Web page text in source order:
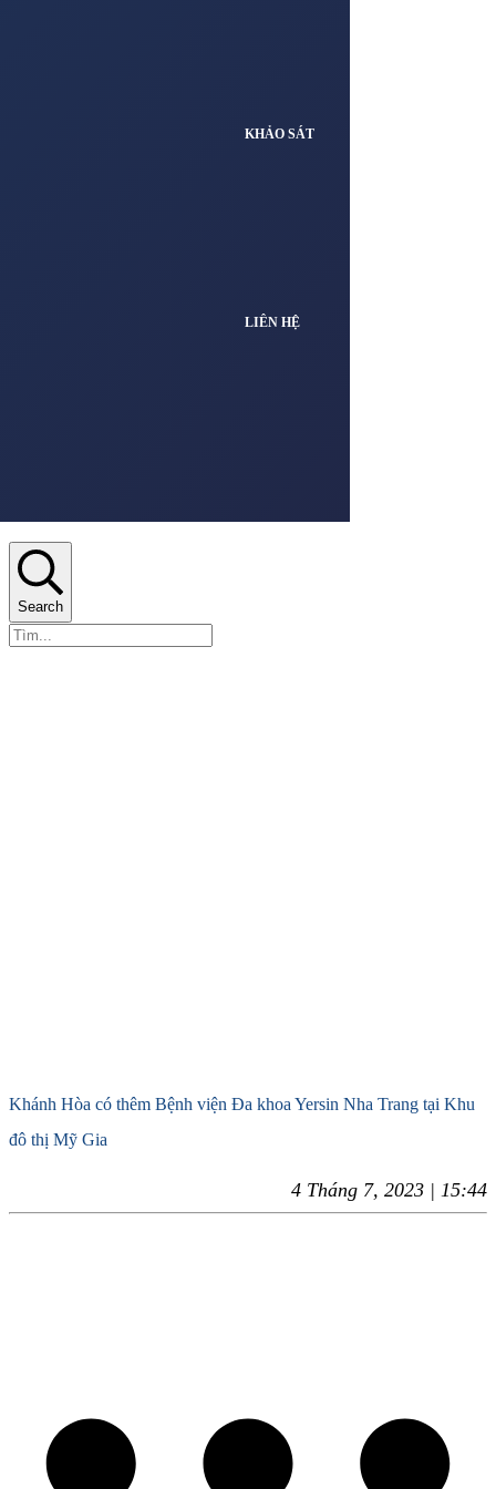
KHẢO SÁT
LIÊN HỆ
Search
Khánh Hòa có thêm Bệnh viện Đa khoa Yersin Nha Trang tại Khu
đô thị Mỹ Gia
4 Tháng 7, 2023 | 15:44